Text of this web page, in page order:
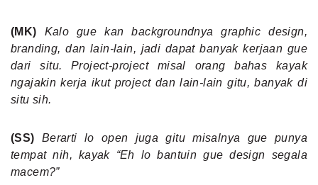
(MK)
Kalo gue kan backgroundnya graphic design,
branding, dan lain-lain, jadi dapat banyak kerjaan gue
dari situ. Project-project misal orang bahas kayak
ngajakin kerja ikut project dan lain-lain gitu, banyak di
situ sih.
(SS)
Berarti lo open juga gitu misalnya gue punya
tempat nih, kayak “Eh lo bantuin gue design segala
macem?”